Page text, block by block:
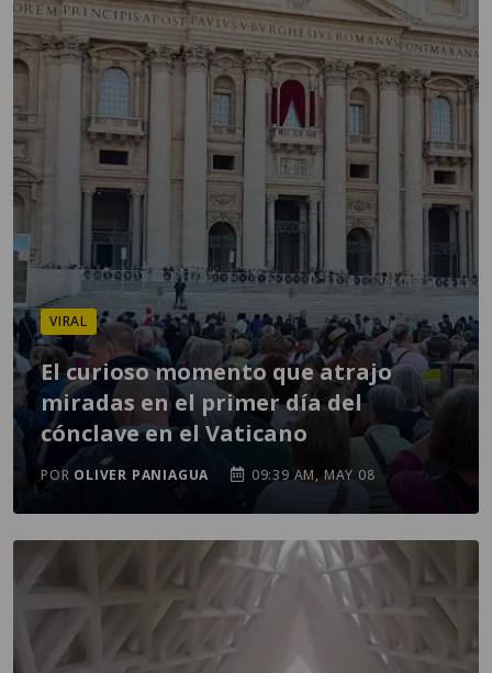
VIRAL
El curioso momento que atrajo
miradas en el primer día del
cónclave en el Vaticano
POR OLIVER PANIAGUA 09:39 AM, MAY 08